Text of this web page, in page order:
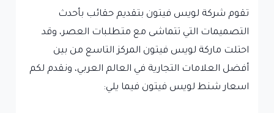
تقوم شركة لويس فيتون بتقديم حقائب بأحدث
التصميمات التي تتماشى مع متطلبات العصر، وقد
احتلت ماركة لويس فيتون المركز التاسع من بين
أفضل العلامات التجارية في العالم العربي، ونقدم لكم
اسعار شنط لويس فيتون فيما يلي: